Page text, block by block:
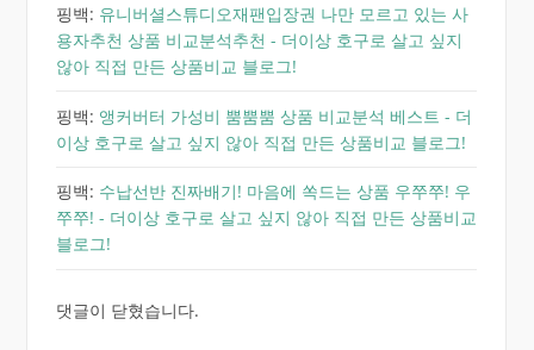
핑백: 유니버셜스튜디오재팬입장권 나만 모르고 있는 사
용자추천 상품 비교분석추천 - 더이상 호구로 살고 싶지
않아 직접 만든 상품비교 블로그!
핑백: 앵커버터 가성비 뿜뿜뿜 상품 비교분석 베스트 - 더
이상 호구로 살고 싶지 않아 직접 만든 상품비교 블로그!
핑백: 수납선반 진짜배기! 마음에 쏙드는 상품 우쭈쭈! 우
쭈쭈! - 더이상 호구로 살고 싶지 않아 직접 만든 상품비교
블로그!
댓글이 닫혔습니다.